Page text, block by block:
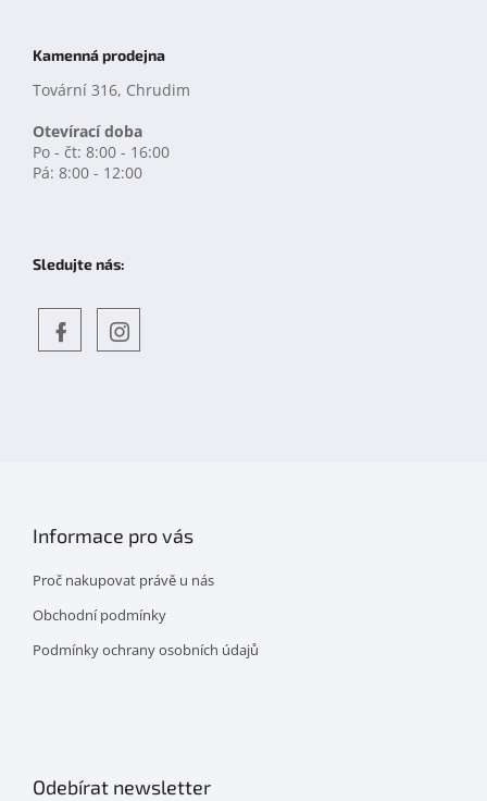
Kamenná prodejna
Tovární 316, Chrudim
Otevírací doba
Po - čt: 8:00 - 16:00
Pá: 8:00 - 12:00
Sledujte nás:
Informace pro vás
Proč nakupovat právě u nás
Obchodní podmínky
Podmínky ochrany osobních údajů
Odebírat newsletter